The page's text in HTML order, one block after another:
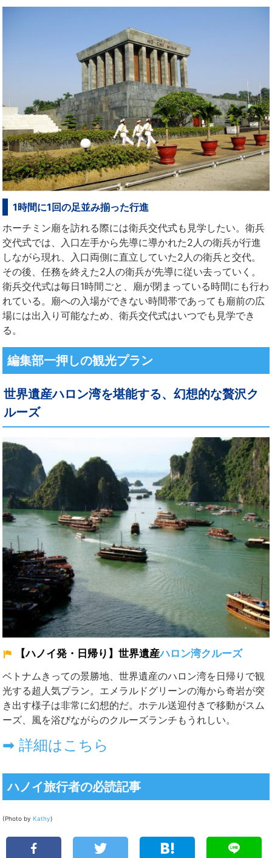
1時間に1回の足並み揃った行進
ホーチミン廟を訪れる際には衛兵交代式も見学したい。衛兵
交代式では、入口左手から先導に導かれた2人の衛兵が行進
しながら現れ、入口両側に直立していた2人の衛兵と交代。
その後、任務を終えた2人の衛兵が先導に従い去っていく。
衛兵交代式は毎日1時間ごと、廟が閉まっている時間にも行わ
れている。廟への入場ができない時間帯であっても廟前の広
場には出入り可能なため、衛兵交代式はいつでも見学でき
る。
編集部一押しの観光プラン
世界遺産ハロン湾を堪能する、幻想的な贅沢ク
ルーズ
【ハノイ発・日帰り】世界遺産ハロン湾クルーズ
ベトナムきっての景勝地、世界遺産のハロン湾を日帰りで観
光する超人気プラン。エメラルドグリーンの海から奇岩が突
き出す様子は非常に幻想的だ。ホテル送迎付きで移動がスム
ーズ、風を浴びながらのクルーズランチもうれしい。
➡ 詳細はこちら
ハノイ旅行者の必読記事
(Photo by Kathy)